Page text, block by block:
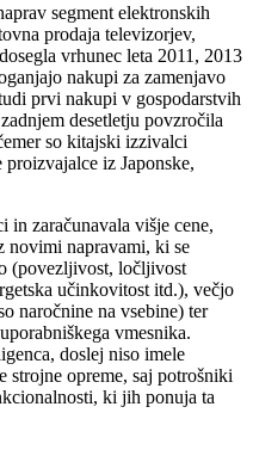
segment elektronskih
prodaja televizorjev,
vrhunec leta 2011, 2013
nakupi za zamenjavo
prvi nakupi v gospodarstvih
desetletju povzročila
so kitajski izzivalci
iz Japonske,
in zaračunavala višje cene,
novimi napravami, ki se
(povezljivost, ločljivost
učinkovitost itd.), večjo
naročnine na vsebine) ter
vmesnika.
doslej niso imele
strojne opreme, saj potrošniki
ki jih ponuja ta